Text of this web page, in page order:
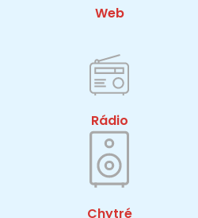
Web
Rádio
Chytré